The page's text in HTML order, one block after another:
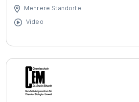
Mehrere Standorte
Video